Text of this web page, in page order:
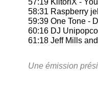
58:31 Raspberry
59:39 One Tone -
60:16 DJ
61:18 Jeff Mills
Une émission